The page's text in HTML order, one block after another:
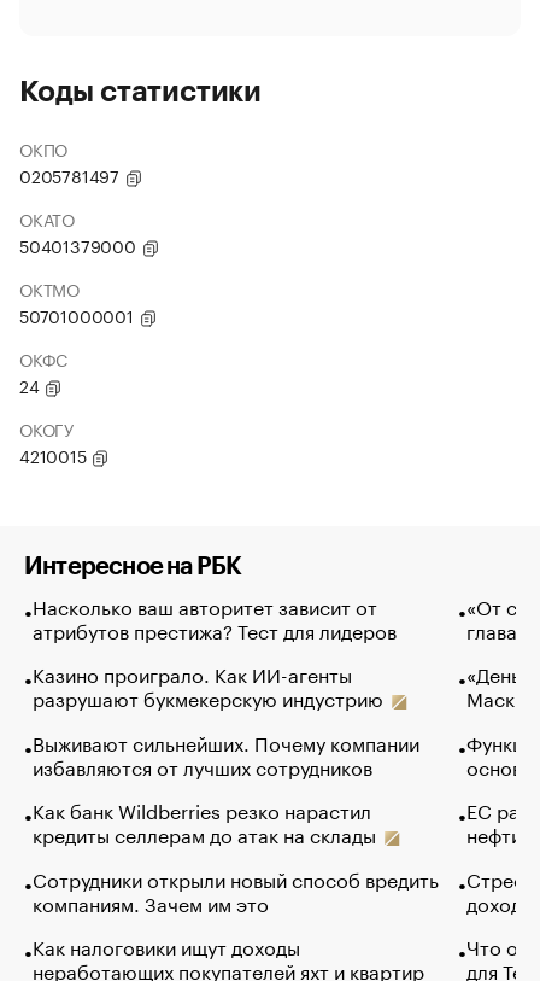
Коды статистики
ОКПО
0205781497
ОКАТО
50401379000
ОКТМО
50701000001
ОКФС
24
ОКОГУ
4210015
Интересное на РБК
Насколько ваш авторитет зависит от
атрибутов престижа? Тест для лидеров
Казино проиграло. Как ИИ-агенты
разрушают букмекерскую индустрию
Выживают сильнейших. Почему компании
избавляются от лучших сотрудников
Как банк Wildberries резко нарастил
кредиты селлерам до атак на склады
Сотрудники открыли новый способ вредить
компаниям. Зачем им это
Как налоговики ищут доходы
неработающих покупателей яхт и квартир
«От
глава
Маск в
основ
ЕС
нефти
Что
для